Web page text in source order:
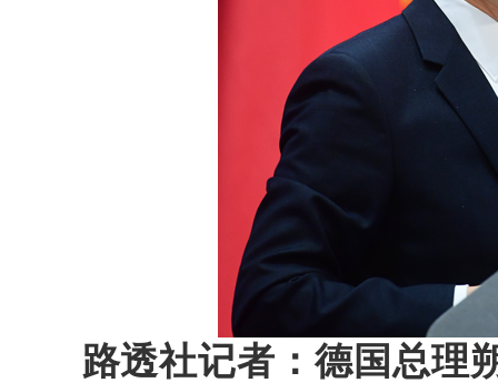
路透社记者：德国总理